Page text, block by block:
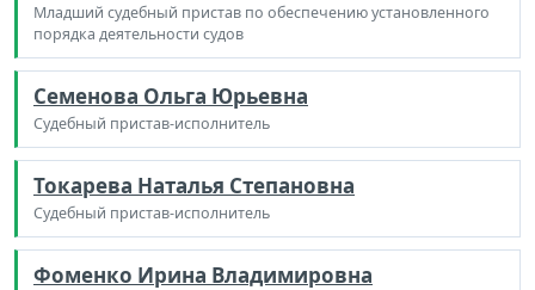
Младший судебный пристав по обеспечению установленного
порядка деятельности судов
Семенова Ольга Юрьевна
Судебный пристав-исполнитель
Токарева Наталья Степановна
Судебный пристав-исполнитель
Фоменко Ирина Владимировна